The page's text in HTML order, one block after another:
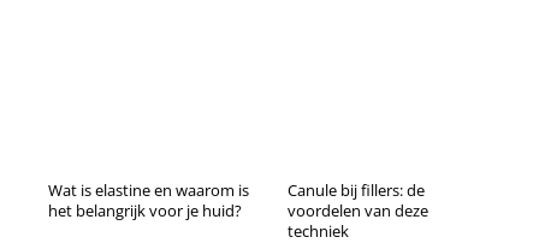
Wat is elastine en waarom is
het belangrijk voor je huid?
Canule bij fillers: de
voordelen van deze
techniek